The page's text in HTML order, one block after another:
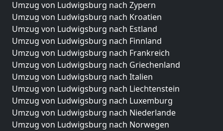
Umzug von Ludwigsburg nach Zypern
Umzug von Ludwigsburg nach Kroatien
Umzug von Ludwigsburg nach Estland
Umzug von Ludwigsburg nach Finnland
Umzug von Ludwigsburg nach Frankreich
Umzug von Ludwigsburg nach Griechenland
Umzug von Ludwigsburg nach Italien
Umzug von Ludwigsburg nach Liechtenstein
Umzug von Ludwigsburg nach Luxemburg
Umzug von Ludwigsburg nach Niederlande
Umzug von Ludwigsburg nach Norwegen